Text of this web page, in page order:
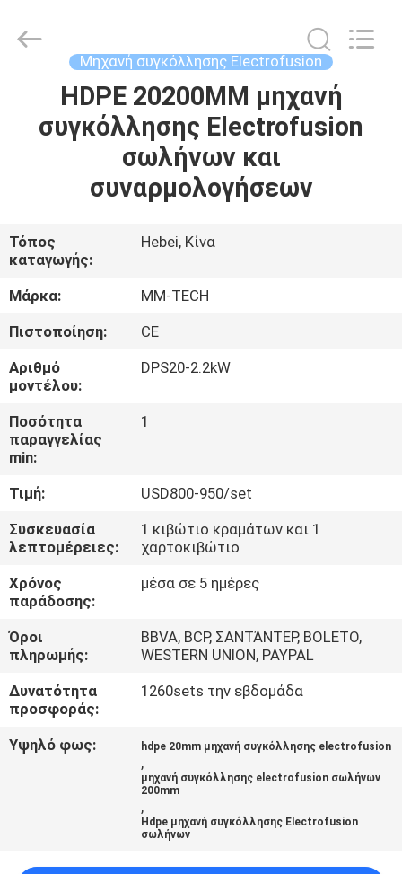
ΣΠΊΤΙ
ΠΡΟΪΌΝΤΑ
ΜΕ
ΕΜΆΣ
ΕΠΙΣΚΈΨΕΙΣ
ΣΤΟ
ΕΡΓΟΣΤΆΣΙΟ
ΈΛΕΓΧΟΣ
ΠΟΙΌΤΗΤΑΣ
ΕΠΙΚΟΙΝΩΝΉΣΤΕ
ΜΑΖΊ
ΜΑΣ
ΜΠΛΟΓΚ
ΖΗΤΉΣΤΕ
ΠΡΟΣΦΟΡΆ
Mingmai
Technology
Μηχανή συγκόλλησης Electrofusion
HDPE 20200MM μηχανή
συγκόλλησης Electrofusion
σωλήνων και
συναρμολογήσεων
Τόπος
καταγωγής:
Hebei, Κίνα
Μάρκα:
MM-TECH
Πιστοποίηση:
CE
Αριθμό
μοντέλου:
DPS20-2.2kW
Ποσότητα
παραγγελίας
min:
1
Τιμή:
USD800-950/set
Συσκευασία
λεπτομέρειες:
1 κιβώτιο κραμάτων και 1
χαρτοκιβώτιο
Χρόνος
παράδοσης:
μέσα σε 5 ημέρες
Όροι
πληρωμής:
BBVA, BCP, ΣΑΝΤΆΝΤΕΡ, BOLETO,
WESTERN UNION, PAYPAL
Δυνατότητα
προσφοράς:
1260sets την εβδομάδα
Υψηλό φως: hdpe 20mm μηχανή συγκόλλησης electrofusion
,
μηχανή συγκόλλησης electrofusion σωλήνων
200mm
,
Hdpe μηχανή συγκόλλησης Electrofusion
σωλήνων